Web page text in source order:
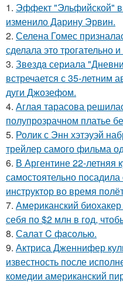
1. Эффект "Эльфийской"
изменило Дарину Эрвин.
2. Селена Гомес
сделала это трогательно и
3. Звeздa сериала
встречается с 35-летним
дуги Джозефом.
4. Аглая тарасова
полупрозрачном платье
5. Ролик с Энн хэтэуэй
трейлер самого фильма
6. В Аргентине 22-летняя
самостоятельно
инструктор во время
7. Американский
себя по $2 млн в год,
8. Салат C фaсoлью.
9. Актриса Дженнифер
известность после
комедии американский